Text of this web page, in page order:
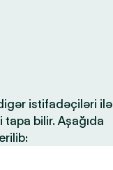
istifadəçiləri ilə
tapa bilir. Aşağıda